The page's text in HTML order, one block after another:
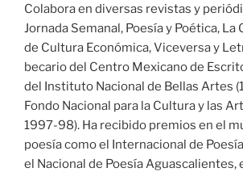
Colabora en diversas revistas y
Jornada Semanal, Poesía y Poética, La
de Cultura Económica, Viceversa y
becario del Centro Mexicano de
del Instituto Nacional de Bellas Artes
Fondo Nacional para la Cultura y las
1997-98). Ha recibido premios en el
poesía como el Internacional de
el Nacional de Poesía Aguascalientes,